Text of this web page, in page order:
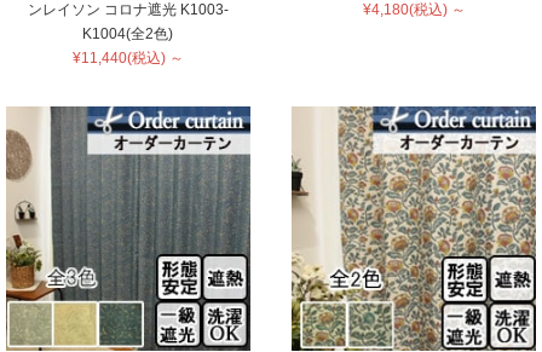
ンレイソン コロナ遮光 K1003-
K1004(全2色)
¥11,440(税込) ～
¥4,180(税込) ～